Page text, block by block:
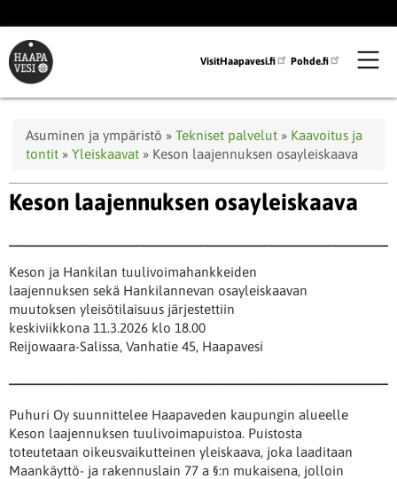
pääsisältöön
VisitHaapavesi.fi Pohde.fi
Murupolku
Asuminen ja ympäristö Tekniset palvelut
Kaavoitus ja
tontit
Yleiskaavat Keson laajennuksen osayleiskaava
Keson laajennuksen osayleiskaava
Keson ja Hankilan tuulivoimahankkeiden
laajennuksen sekä Hankilannevan osayleiskaavan
muutoksen yleisötilaisuus järjestettiin
keskiviikkona 11.3.2026 klo 18.00
Reijowaara-Salissa, Vanhatie 45, Haapavesi
Puhuri Oy suunnittelee Haapaveden kaupungin alueelle
Keson laajennuksen tuulivoimapuistoa. Puistosta
toteutetaan oikeusvaikutteinen yleiskaava, joka laaditaan
Maankäyttö- ja rakennuslain 77 a §:n mukaisena, jolloin